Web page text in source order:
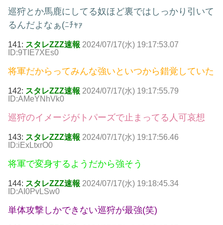
巡狩とか馬鹿にしてる奴ほど裏ではしっかり引いて
るんだよなぁ(ﾆﾁｬｧ
141: スタレZZZ速報 2024/07/17(水) 19:17:53.07
ID:9TIE7XEs0
将軍だからってみんな強いといつから錯覚していた
142: スタレZZZ速報 2024/07/17(水) 19:17:55.79
ID:AMeYNhVk0
巡狩のイメージがトパーズで止まってる人可哀想
143: スタレZZZ速報 2024/07/17(水) 19:17:56.46
ID:iExLtxrO0
将軍で変身するようだから強そう
144: スタレZZZ速報 2024/07/17(水) 19:18:45.34
ID:AI0PvLSw0
単体攻撃しかできない巡狩が最強(笑)